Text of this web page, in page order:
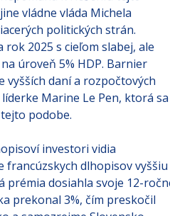
k riešeniu tejto
vládne vláda Michela
politických strán.
2025 s cieľom slabej, ale
úroveň 5% HDP. Barnier
daní a rozpočtových
Marine Le Pen, ktorá sa
investori vidia
francúzskych dlhopisov vyššiu
dosiahla svoje 12-ročné